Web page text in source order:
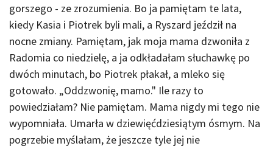
gorszego - ze zrozumienia. Bo ja pamiętam te lata,
kiedy Kasia i Piotrek byli mali, a Ryszard jeździł na
nocne zmiany. Pamiętam, jak moja mama dzwoniła z
Radomia co niedzielę, a ja odkładałam słuchawkę po
dwóch minutach, bo Piotrek płakał, a mleko się
gotowało. „Oddzwonię, mamo." Ile razy to
powiedziałam? Nie pamiętam. Mama nigdy mi tego nie
wypomniała. Umarła w dziewięćdziesiątym ósmym. Na
pogrzebie myślałam, że jeszcze tyle jej nie